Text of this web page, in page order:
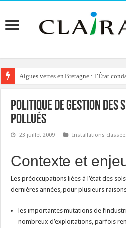
Algues vertes en Bretagne : l’État
Politique de gestion des
pollués
23 juillet 2009 Installations
Contexte et
Les préoccupations liées à l’état des
dernières années, pour plusieurs
les importantes mutations de
nombreux d’exploitations, parfois